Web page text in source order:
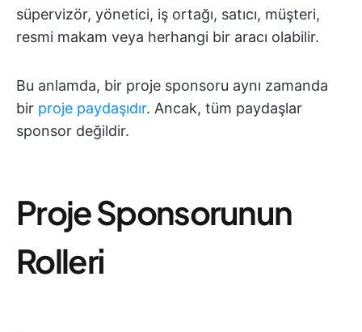
süpervizör, yönetici, iş ortağı, satıcı, müşteri,
resmi makam veya herhangi bir aracı olabilir.
Bu anlamda, bir proje sponsoru aynı zamanda
bir proje paydaşıdır. Ancak, tüm paydaşlar
sponsor değildir.
Proje Sponsorunun
Rolleri